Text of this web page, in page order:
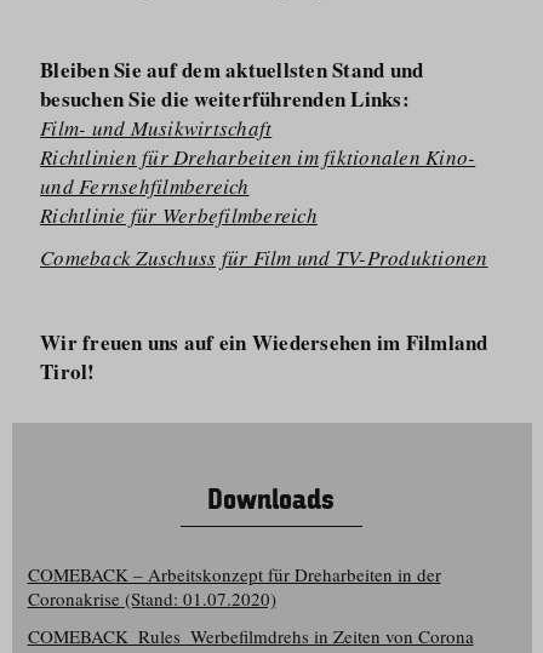
Bleiben Sie auf dem aktuellsten Stand und
besuchen Sie die weiterführenden Links:
Film- und Musikwirtschaft
Richtlinien für Dreharbeiten im fiktionalen Kino-
und Fernsehfilmbereich
Richtlinie für Werbefilmbereich
Comeback Zuschuss für Film und TV-Produktionen
Wir freuen uns auf ein Wiedersehen im Filmland
Tirol!
Downloads
COMEBACK – Arbeitskonzept für Dreharbeiten in der
Coronakrise (Stand: 01.07.2020)
COMEBACK_Rules_Werbefilmdrehs in Zeiten von Corona